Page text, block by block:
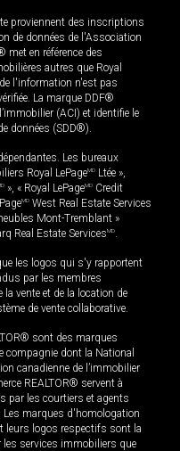
proviennent des inscriptions
de données de l'Association
met en référence des
autres que Royal
l'information n'est pas
La marque DDF®
(ACI) et identifie le
données (SDD®).
Les bureaux
Royal LePageMD Ltée »,
», « Royal LePageMD Credit
MD West Real Estate Services
Mont-Tremblant »
Real Estate ServicesMD.
les logos qui s'y rapportent
par les membres
la vente et de la location de
de vente collaborative.
sont des marques
compagnie dont la National
canadienne de l’immobilier
REALTOR® servent à
par les courtiers et agents
marques d'homologation
leurs logos respectifs sont la
les services immobiliers que